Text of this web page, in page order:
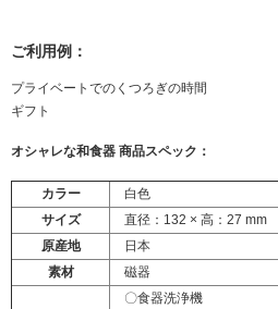
ご利用例：
プライベートでのくつろぎの時間
ギフト
オシャレな和食器 商品スペック：
カラー
白色
サイズ
直径：132 × 高：27 mm
原産地
日本
素材
磁器
〇食器洗浄機